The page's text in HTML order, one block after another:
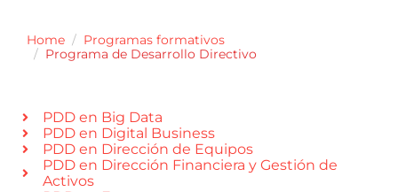
Home
Programas formativos
Programa de Desarrollo Directivo
PDD en Big Data
PDD en Digital Business
PDD en Dirección de Equipos
PDD en Dirección Financiera y Gestión de
Activos